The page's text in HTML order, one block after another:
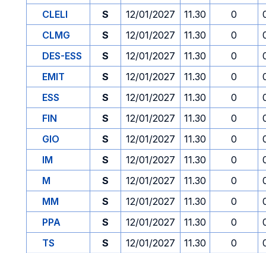
CLELI S 12/01/2027 11.30 0
CLMG
S 12/01/2027 11.30 0
DES-ESS
S 12/01/2027 11.30 0
EMIT
S 12/01/2027 11.30 0
ESS
S 12/01/2027 11.30 0
FIN
S 12/01/2027 11.30 0
GIO
S 12/01/2027 11.30 0
IM
S 12/01/2027 11.30 0
M
S 12/01/2027 11.30 0
MM
S 12/01/2027 11.30 0
PPA
S 12/01/2027 11.30 0
TS
S 12/01/2027 11.30 0